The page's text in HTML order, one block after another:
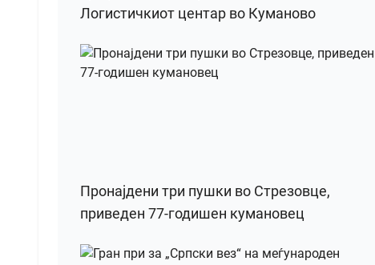
Логистичкиот центар во Куманово
Пронајдени три пушки во Стрезовце,
приведен 77-годишен кумановец